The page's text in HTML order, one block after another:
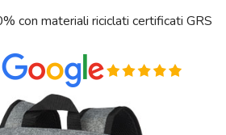
con materiali riciclati certificati GRS